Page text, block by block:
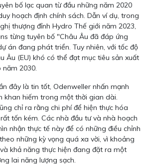
bố lạc quan từ đầu những năm 2020
hoạch định chính sách. Dẫn ví dụ, trong
thượng đỉnh Hydro Thế giới năm 2023,
từng tuyên bố "Châu Âu đã đáp ứng
án đang phát triển. Tuy nhiên, với tốc độ
Âu (EU) khó có thể đạt mục tiêu sản xuất
2030.
đây là tin tốt, Odenweller nhấn mạnh
khan hiếm trong một thời gian dài.
chỉ ra rằng chi phí để hiện thực hóa
tốn kém. Các nhà đầu tư và nhà hoạch
nhận thực tế này để có những điều chỉnh
những kỳ vọng quá xa vời, vì khoảng
khả năng thực hiện đang đặt ra một
lai năng lượng sạch.